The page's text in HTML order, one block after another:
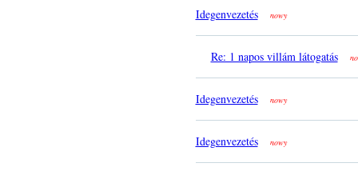
Idegenvezetés nowy
Re: 1 napos villám látogatás
Idegenvezetés nowy
Idegenvezetés nowy